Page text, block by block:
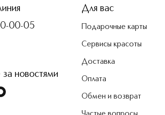
00-05
новостями
Для вас
Подарочные карты
Сервисы красоты
Доставка
Оплата
Обмен и возврат